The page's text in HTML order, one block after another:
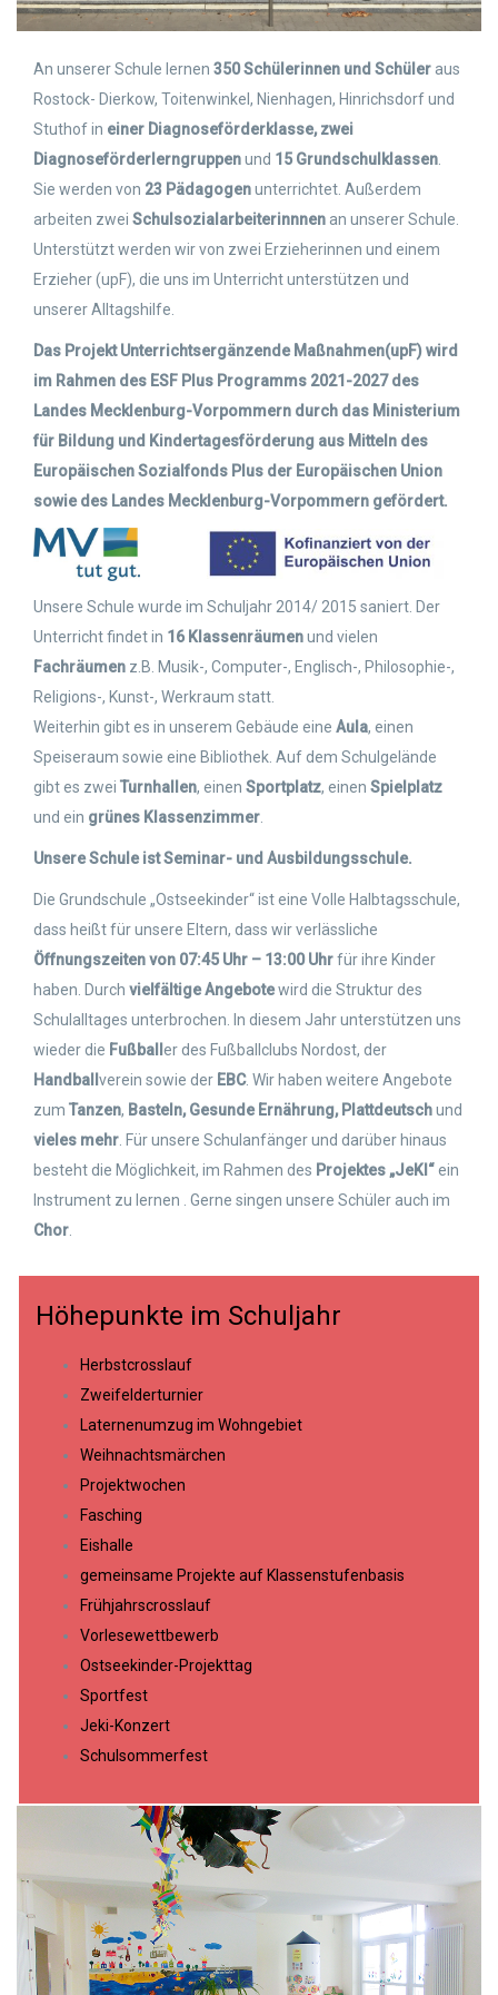
An unserer Schule lernen 350 Schülerinnen und Schüler aus
Rostock- Dierkow, Toitenwinkel, Nienhagen, Hinrichsdorf und
Stuthof in einer Diagnoseförderklasse, zwei
Diagnoseförderlerngruppenund 15 Grundschulklassen
Sie werden von 23 Pädagogenunterrichtet. Außerdem
arbeiten zwei Schulsozialarbeiterinnnen an unserer Schule.
Unterstützt werden wir von zwei Erzieherinnen und einem
Erzieher (upF), die uns im Unterricht unterstützen und
unserer Alltagshilfe.
Das Projekt Unterrichtsergänzende Maßnahmen(upF) wird
im Rahmen des ESF Plus Programms 2021-2027 des
Landes Mecklenburg-Vorpommern durch das Ministerium
für Bildung und Kindertagesförderung aus Mitteln des
Europäischen Sozialfonds Plus der Europäischen Union
sowie des Landes Mecklenburg-Vorpommern gefördert.
Unsere Schule wurde im Schuljahr 2014/ 2015 saniert. Der
Unterricht findet in 16 Klassenräumenund vielen
Fachräumen z.B. Musik-, Computer-, Englisch-, Philosophie-,
Religions-, Kunst-, Werkraum statt.
Weiterhin gibt es in unserem Gebäude eine Aula, einen
Speiseraum sowie eine Bibliothek. Auf dem Schulgelände
gibt es zwei Turnhallen, einen Sportplatz, einen Spielplatz
und ein grünes Klassenzimmer
Unsere Schule ist Seminar- und Ausbildungsschule.
Die Grundschule „Ostseekinder“ ist eine Volle Halbtagsschule,
dass heißt für unsere Eltern, dass wir verlässliche
Öffnungszeiten von 07:45 Uhr – 13:00 Uhrfür ihre Kinder
haben. Durch vielfältige Angebotewird die Struktur des
Schulalltages unterbrochen. In diesem Jahr unterstützen uns
wieder die Fußball er des Fußballclubs Nordost, der
Handball verein sowie der EBC. Wir haben weitere Angebote
zum Tanzen, Basteln, Gesunde Ernährung, Plattdeutschund
vieles mehr . Für unsere Schulanfänger und darüber hinaus
besteht die Möglichkeit, im Rahmen des Projektes „JeKI“ein
Instrument zu lernen . Gerne singen unsere Schüler auch im
Chor
Höhepunkte im Schuljahr
Herbstcrosslauf
Zweifelderturnier
Laternenumzug im Wohngebiet
Weihnachtsmärchen
Projektwochen
Fasching
Eishalle
gemeinsame Projekte auf Klassenstufenbasis
Frühjahrscrosslauf
Vorlesewettbewerb
Ostseekinder-Projekttag
Sportfest
Jeki-Konzert
Schulsommerfest